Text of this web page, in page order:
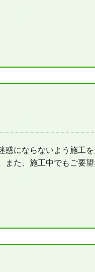
惑にならないよう施工
また、施工中でもご要